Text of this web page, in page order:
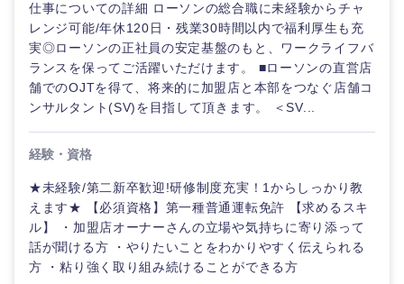
仕事についての詳細 ローソンの総合職に未経験からチャ
レンジ可能/年休120日・残業30時間以内で福利厚生も充
実◎ローソンの正社員の安定基盤のもと、ワークライフバ
ランスを保ってご活躍いただけます。 ■ローソンの直営店
舗でのOJTを得て、将来的に加盟店と本部をつなぐ店舗コ
ンサルタント(SV)を目指して頂きます。 ＜SV...
経験・資格
★未経験/第二新卒歓迎!研修制度充実！1からしっかり教
えます★ 【必須資格】第一種普通運転免許 【求めるスキ
ル】 ・加盟店オーナーさんの立場や気持ちに寄り添って
話が聞ける方 ・やりたいことをわかりやすく伝えられる
方 ・粘り強く取り組み続けることができる方